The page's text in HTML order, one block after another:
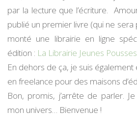
par la lecture que l’écriture.
publié un premier livre (qui ne sera
monté une librairie en ligne
édition : La Librairie Jeunes Pousses
En dehors de ça, je suis
en freelance pour des maisons
Bon, promis, j’arrête de parler.
mon univers… Bienvenue !